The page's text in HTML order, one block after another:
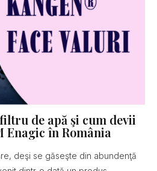
de apă şi cum devii
în România
deşi se găseşte din abundenţă